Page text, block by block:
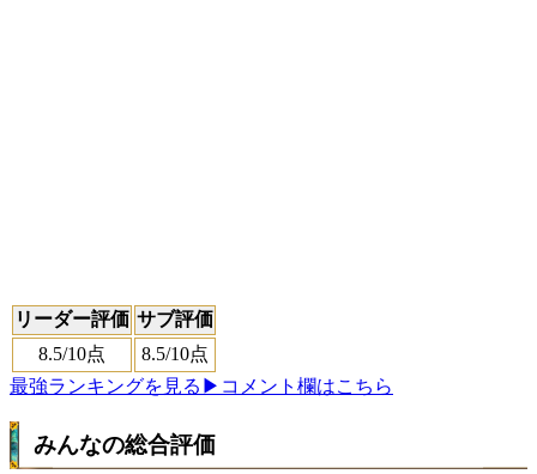
リーダー評価 サブ評価
8.5/10点 8.5/10点
最強ランキングを見る ▶コメント欄はこちら
みんなの総合評価